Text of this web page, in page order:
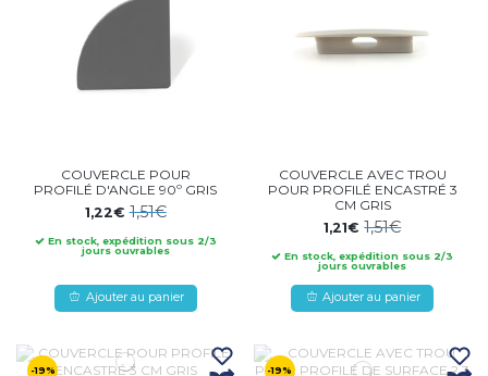
COUVERCLE POUR
PROFILÉ D'ANGLE 90º GRIS
1,22€1,51€
En stock, expédition sous 2/3
jours ouvrables
Ajouter au panier
COUVERCLE AVEC TROU
POUR PROFILÉ ENCASTRÉ 3
CM GRIS
1,21€1,51€
En stock, expédition sous 2/3
jours ouvrables
Ajouter au panier
-19% -19%